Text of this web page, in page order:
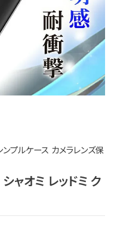
プルケース カメラレンズ保
オミ レッドミ ク